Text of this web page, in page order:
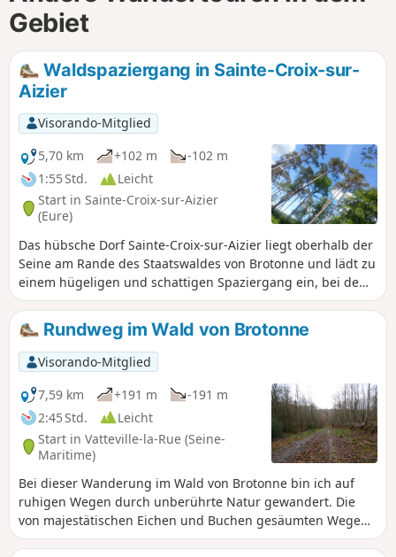
Gebiet
Waldspaziergang in Sainte-Croix-sur-
Aizier
Visorando-Mitglied
5,70 km
+102 m
-102 m
1:55 Std.
Leicht
Start in Sainte-Croix-sur-Aizier
(Eure)
Das hübsche Dorf Sainte-Croix-sur-Aizier liegt oberhalb der
Seine am Rande des Staatswaldes von Brotonne und lädt zu
einem hügeligen und schattigen Spaziergang ein, bei dem
sich der Charme der Bocage-Landschaft mit dem Laubwerk
der großen Buchen abwechselt.
Rundweg im Wald von Brotonne
Visorando-Mitglied
7,59 km
+191 m
-191 m
2:45 Std.
Leicht
Start in Vatteville-la-Rue (Seine-
Maritime)
Bei dieser Wanderung im Wald von Brotonne bin ich auf
ruhigen Wegen durch unberührte Natur gewandert. Die
von majestätischen Eichen und Buchen gesäumten Wege
sorgten für eine kühle und beruhigende Atmosphäre. Die